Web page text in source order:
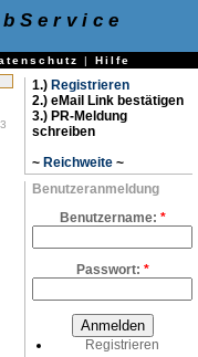
| Hilfe
1.) Registrieren
2.) eMail Link bestätigen
3.) PR-Meldung
schreiben
~ Reichweite ~
Benutzeranmeldung
Benutzername: *
Passwort: *
Registrieren